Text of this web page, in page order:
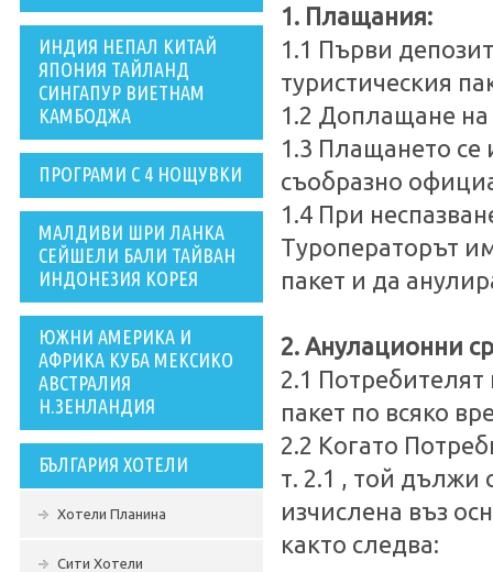
ИНДИЯ НЕПАЛ КИТАЙ
ЯПОНИЯ ТАЙЛАНД
СИНГАПУР ВИЕТНАМ
КАМБОДЖА
ПРОГРАМИ С 4 НОЩУВКИ
МАЛДИВИ ШРИ ЛАНКА
СЕЙШЕЛИ БАЛИ ТАЙВАН
ИНДОНЕЗИЯ КОРЕЯ
ЮЖНИ АМЕРИКА И
АФРИКА КУБА МЕКСИКО
АВСТРАЛИЯ
Н.ЗЕНЛАНДИЯ
БЪЛГАРИЯ ХОТЕЛИ
Хотели Планина
Сити Хотели
1. Плащания:
1.1 Първи
туристическия
1.2 Доплащане на
1.3 Плащането се
съобразно
1.4 При
Туроператорът
пакет и да
2. Анулационни
2.1
пакет по всяко
2.2 Когато
т. 2.1 , той дължи
изчислена въз
както следва: